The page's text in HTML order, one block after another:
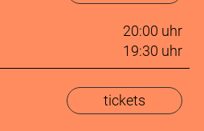
20:00 uhr
19:30 uhr
tickets